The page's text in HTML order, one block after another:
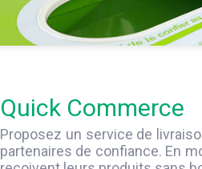
Quick Commerce
Proposez un service de
partenaires de confiance. En